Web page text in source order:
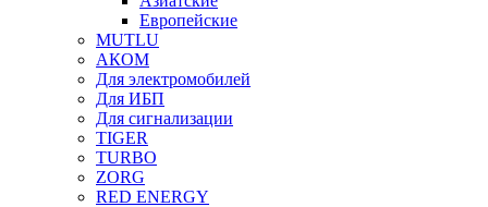
Европейские
MUTLU
АКОМ
Для электромобилей
Для ИБП
Для сигнализации
TIGER
TURBO
ZORG
RED ENERGY